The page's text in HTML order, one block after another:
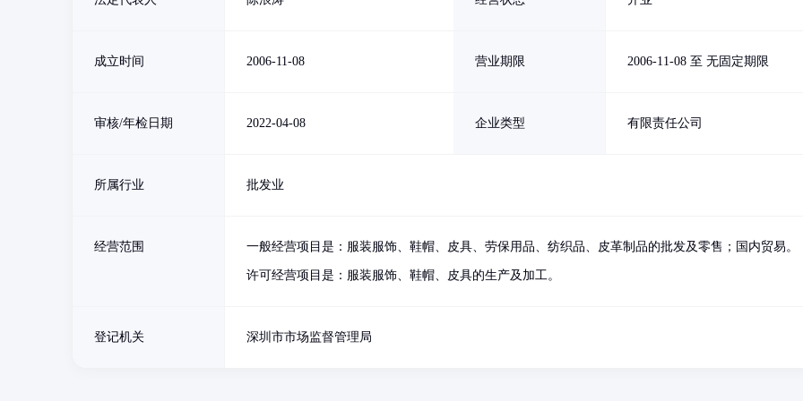
成立时间 2006-11-08 营业期限 2006-11-08 至 无固定期限
审核/年检日期 2022-04-08 企业类型 有限责任公司
所属行业 批发业
经营范围 一般经营项目是：服装服饰、鞋帽、皮具、劳保用品、纺织品、皮革制品的批发及零售；国内贸易。
许可经营项目是：服装服饰、鞋帽、皮具的生产及加工。
登记机关 深圳市市场监督管理局